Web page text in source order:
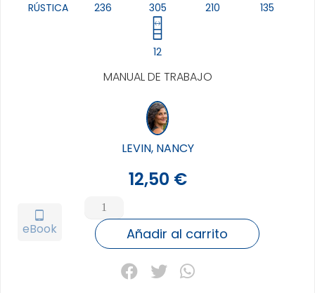
RÚSTICA 236 305 210 135
12
MANUAL DE TRABAJO
LEVIN, NANCY
12,50 €
tablet_android
eBook
ABRAZAR
SOMBRA
PARA
ENCONTRAR
Añadir al carrito